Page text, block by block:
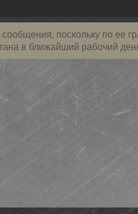
поскольку по ее
в ближайший рабочий